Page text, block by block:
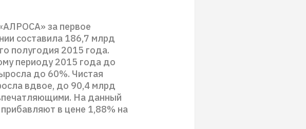
за первое
составила 186,7 млрд
полугодия 2015 года.
периоду 2015 года до
до 60%. Чистая
вдвое, до 90,4 млрд
На данный
в цене 1,88% на